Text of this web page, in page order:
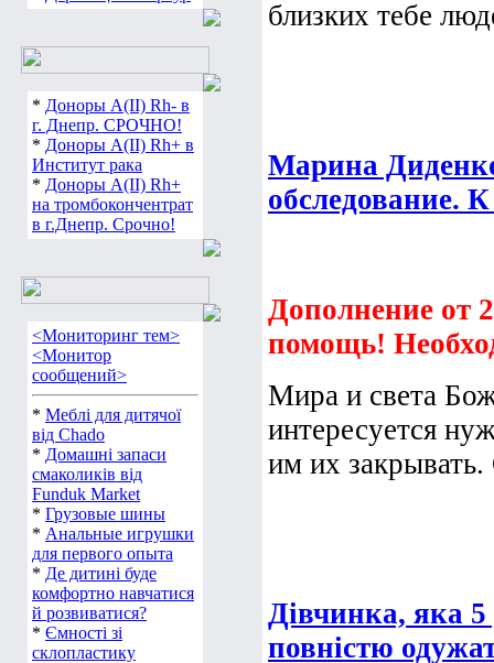
* Доноры А(ІІ) Rh- в
г. Днепр. СРОЧНО!
* Доноры А(ІІ) Rh+ в
Институт рака
* Доноры А(ІІ) Rh+
на тромбокончентрат
в г.Днепр. Срочно!
<Мониторинг тем>
<Монитор
сообщений>
* Меблі для дитячої
від Chado
* Домашні запаси
смаколиків від
Funduk Market
* Грузовые шины
* Анальные игрушки
для первого опыта
* Де дитині буде
комфортно навчатися
й розвиватися?
* Ємності зі
склопластику
близких тебе
Марина
обследование.
Дополнение от
помощь!
Мира и света
интересуется
им их закрывать.
Дівчинка, яка 5
повністю